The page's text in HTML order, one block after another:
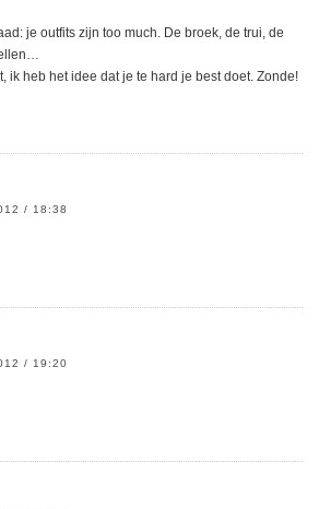
je outfits zijn too much. De broek, de trui, de
ik heb het idee dat je te hard je best doet. Zonde!
/ 18:38
/ 19:20